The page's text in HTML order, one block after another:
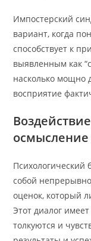
Импостерский
вариант, когда
способствует к
выявленным как
насколько мощно
восприятие
Психологический
собой
оценок, который
Этот диалог
толкуются и